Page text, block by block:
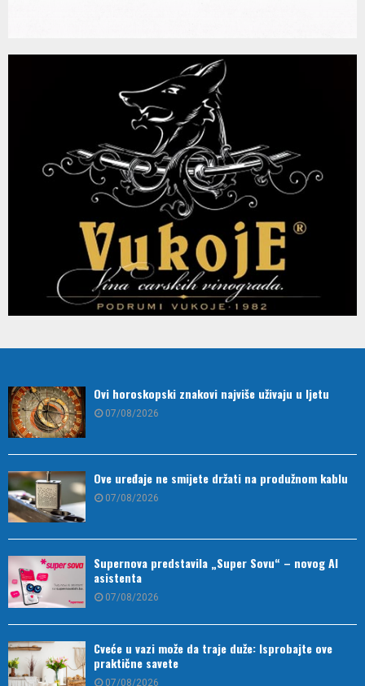
Ovi horoskopski znakovi najviše uživaju u ljetu
07/08/2026
Ove uređaje ne smijete držati na produžnom kablu
07/08/2026
Supernova predstavila „Super Sovu“ – novog AI
asistenta
07/08/2026
Cveće u vazi može da traje duže: Isprobajte ove
praktične savete
07/08/2026